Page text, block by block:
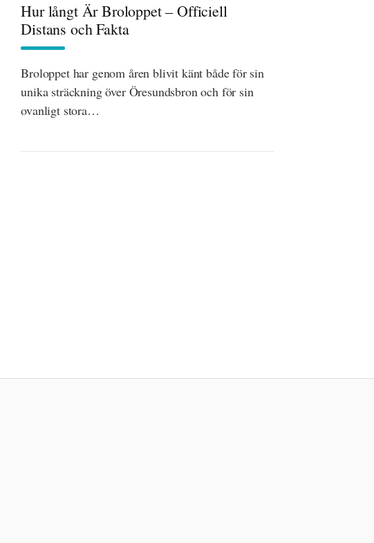
Hur långt Är Broloppet – Officiell
Distans och Fakta
Broloppet har genom åren blivit känt både för sin
unika sträckning över Öresundsbron och för sin
ovanligt stora…